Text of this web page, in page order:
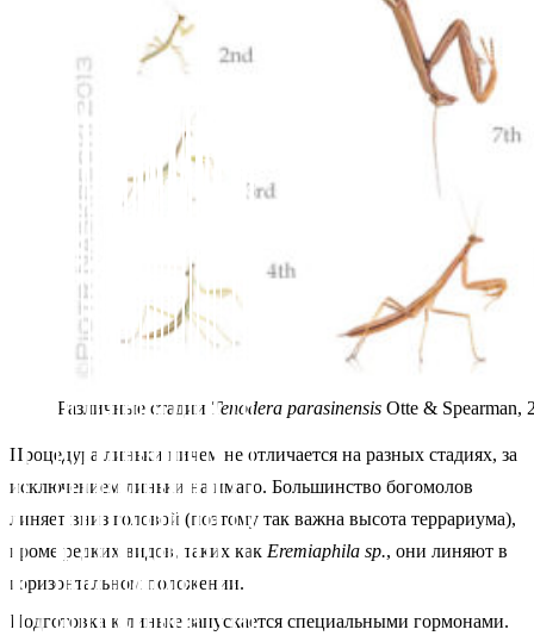
Различные стадии Tenodera parasinensis Otte & Spearman,
Процедура линьки ничем не отличается на разных стадиях, за
исключением линьки на имаго. Большинство богомолов
линяет вниз головой (поэтому так важна высота террариума),
кроме редких видов, таких как Eremiaphila sp., они линяют в
горизонтальном положении.
Подготовка к линьке запускается специальными гормонами.